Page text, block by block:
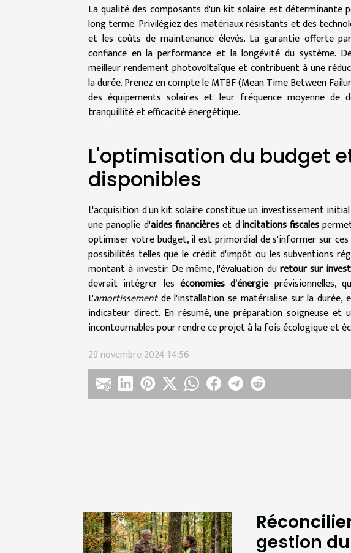
La qualité des composants d'un kit solaire est
long terme. Privilégiez des matériaux résistants et des
et les coûts de maintenance élevés. La garantie offerte
confiance en la performance et la longévité du système.
meilleur rendement photovoltaïque et contribuent à une
la durée. Prenez en compte le MTBF (Mean Time Between
des équipements solaires et leur fréquence moyenne
tranquillité et efficacité énergétique.
L'optimisation du budget
disponibles
L'acquisition d'un kit solaire constitue un investissement
une panoplie d'aides financièreset d'incitations fiscales
optimiser votre budget, il est primordial de s'informer sur
possibilités telles que le crédit d'impôt ou les subventions
montant à investir. De même, l'évaluation duretour sur
devrait intégrer les économies d'énergieprévisionnelles,
L'amortissementde l'installation se matérialise sur la durée,
indicateur direct. En résumé, une préparation soigneuse et
incontournables pour rendre ce projet à la fois écologique et
29 novembre 2024 14:56
gestion